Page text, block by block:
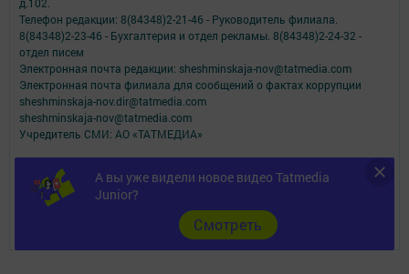
А вы уже видели новое видео Tatmedia
Junior?
Cмотреть
Телефон редакции: 8(84348)2-21-46 - Руководитель филиала.
8(84348)2-23-46 - Бухгалтерия и отдел рекламы. 8(84348)2-24-32 -
отдел писем
Электронная почта редакции: sheshminskaja-nov@tatmedia.com
Электронная почта филиала для сообщений о фактах коррупции
sheshminskaja-nov.dir@tatmedia.com
sheshminskaja-nov@tatmedia.com
Учредитель СМИ: АО «ТАТМЕДИА»
Антикоррупционная политика
АО «ТАТМЕДИА» использует «cookie»для персонализации сервисов и
удобства пользователей сайтом.
Использование «cookie» можно отменить в настройках браузера.
Политика конфиденциальности